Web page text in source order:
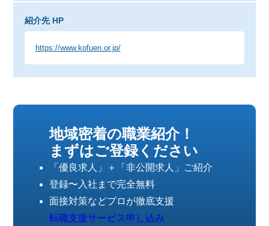
紹介先 HP
https://www.kofuen.or.jp/
地域密着の職業紹介！
まずはご登録ください
「優良求人」＋「非公開求人」ご紹介
登録〜入社まで完全無料
面接対策などプロが徹底支援
転職支援サービス申し込み